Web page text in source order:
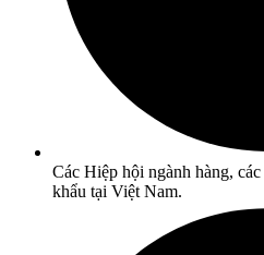
Các Hiệp hội ngành hàng,
khẩu tại Việt Nam.